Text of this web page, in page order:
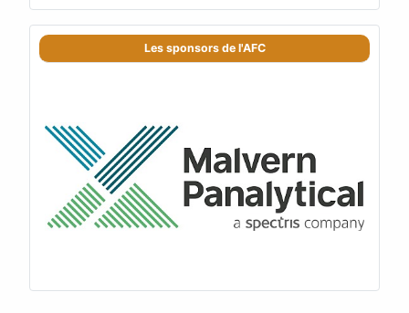
Les sponsors de l'AFC